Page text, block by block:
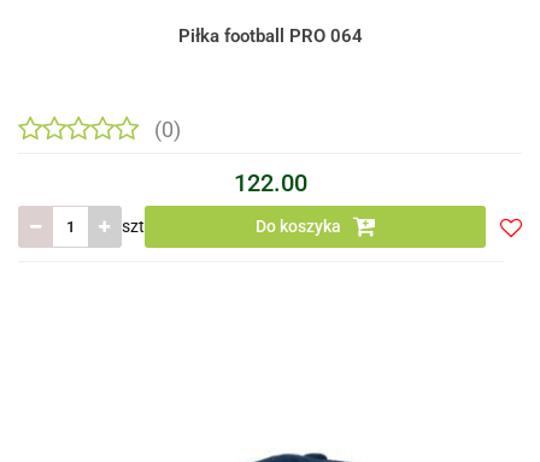
Piłka football PRO 064
(0)
122.00
szt Do koszyka